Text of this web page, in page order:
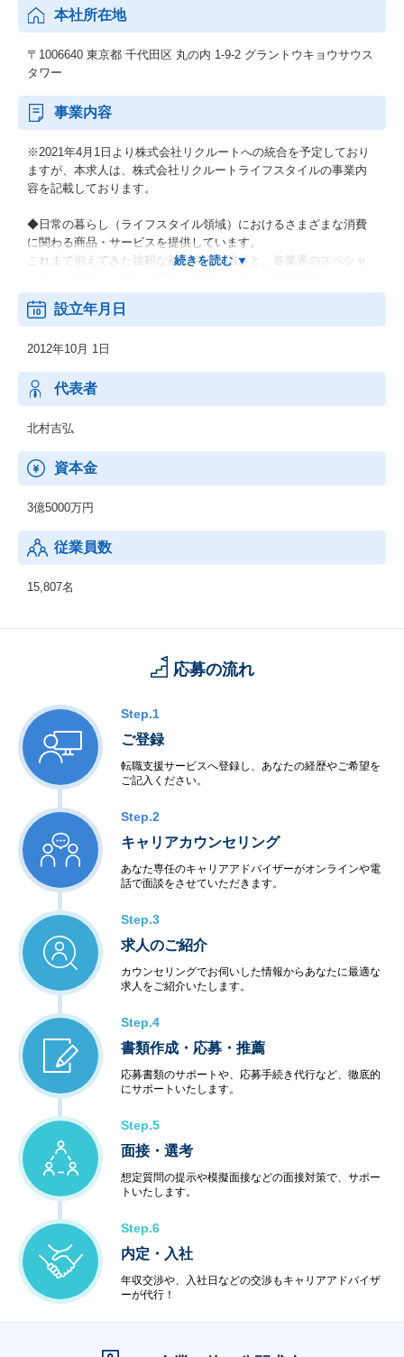
本社所在地
〒1006640 東京都 千代田区 丸の内 1-9-2 グラントウキョウサウス
タワー
事業内容
※2021年4月1日より株式会社リクルートへの統合を予定しており
ますが、本求人は、株式会社リクルートライフスタイルの事業内
容を記載しております。
◆日常の暮らし（ライフスタイル領域）におけるさまざまな消費
に関わる商品・サービスを提供しています。
これまで抱えてきた強靭な顧客接点の強さと、各業界のスペシャ
ーションを創出。
グループ目標（2030年までに販促領域世界No.1）に向け今後もグ
ています。
【サービスプロダクト】
・旅行（国内外）
じゃらん、じゃらんゴルフ、じゃらんコーポレートサービス、エ
・グルメ／美容／地域／医療
Hot Pepper、ホットペッパーグルメ、Hot Pepper Beauty、ブッキ
・割引チケット／通販
ポンパレ、ポンパレモール、ギャザリー、TABROOM、MARQRE
L、ショプリエ、保険チャンネル 等
・決済事業
AirREGI、Airウォレット、Airウェイト、AirRESERVE、Airマーケ
設立年月日
2012年10月 1日
代表者
北村吉弘
資本金
3億5000万円
従業員数
15,807名
応募の流れ
Step.1
ご登録
転職支援サービスへ登録し、あなたの経歴やご希望を
ご記入ください。
Step.2
キャリアカウンセリング
あなた専任のキャリアアドバイザーがオンラインや電
話で面談をさせていただきます。
Step.3
求人のご紹介
カウンセリングでお伺いした情報からあなたに最適な
求人をご紹介いたします。
Step.4
書類作成・応募・推薦
応募書類のサポートや、応募手続き代行など、徹底的
にサポートいたします。
Step.5
面接・選考
想定質問の提示や模擬面接などの面接対策で、サポー
トいたします。
Step.6
内定・入社
年収交渉や、入社日などの交渉もキャリアアドバイザ
ーが代行！